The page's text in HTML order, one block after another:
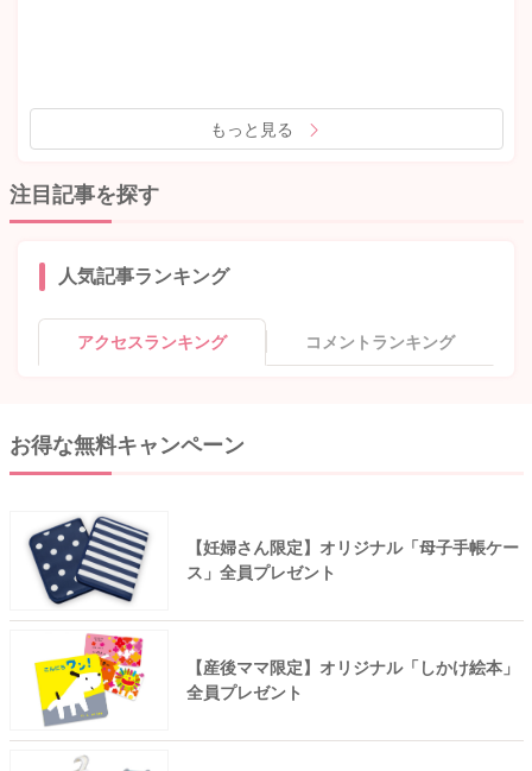
もっと見る
注目記事を探す
人気記事ランキング
アクセスランキング コメントランキング
お得な無料キャンペーン
【妊婦さん限定】オリジナル「母子手帳ケー
ス」全員プレゼント
【産後ママ限定】オリジナル「しかけ絵本」
全員プレゼント